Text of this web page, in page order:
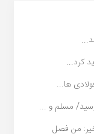
کرد...
ها...
مسلم و ...
من فصل